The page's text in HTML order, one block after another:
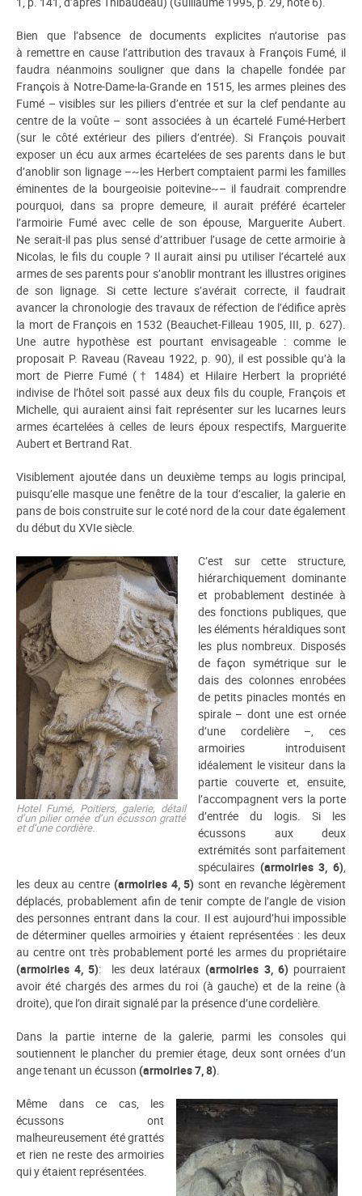
Bien que l’absence de documents explicites n’autorise pas
à remettre en cause l’attribution des travaux à François Fumé, il
faudra néanmoins souligner que dans la chapelle fondée par
François à Notre-Dame-la-Grande en 1515, les armes pleines des
Fumé – visibles sur les piliers d’entrée et sur la clef pendante au
centre de la voûte – sont associées à un écartelé Fumé-Herbert
(sur le côté extérieur des piliers d’entrée). Si François pouvait
exposer un écu aux armes écartelées de ses parents dans le but
d’anoblir son lignage –~les Herbert comptaient parmi les familles
éminentes de la bourgeoisie poitevine~– il faudrait comprendre
pourquoi, dans sa propre demeure, il aurait préféré écarteler
l’armoirie Fumé avec celle de son épouse, Marguerite Aubert.
Ne serait-il pas plus sensé d’attribuer l’usage de cette armoirie à
Nicolas, le fils du couple ? Il aurait ainsi pu utiliser l’écartelé aux
armes de ses parents pour s’anoblir montrant les illustres origines
de son lignage. Si cette lecture s’avérait correcte, il faudrait
avancer la chronologie des travaux de réfection de l’édifice après
la mort de François en 1532 (Beauchet-Filleau 1905, III, p. 627).
Une autre hypothèse est pourtant envisageable : comme le
proposait P. Raveau (Raveau 1922, p. 90), il est possible qu’à la
mort de Pierre Fumé († 1484) et Hilaire Herbert la propriété
indivise de l’hôtel soit passé aux deux fils du couple, François et
Michelle, qui auraient ainsi fait représenter sur les lucarnes leurs
armes écartelées à celles de leurs époux respectifs, Marguerite
Aubert et Bertrand Rat.
Visiblement ajoutée dans un deuxième temps au logis principal,
puisqu’elle masque une fenêtre de la tour d’escalier, la galerie en
pans de bois construite sur le coté nord de la cour date également
du début du XVIe siècle.
Hotel Fumé, Poitiers, galerie, détail
d’un pilier ornée d’un écusson gratté
et d’une cordière.
C’est sur cette structure,
hiérarchiquement dominante
et probablement destinée à
des fonctions publiques, que
les éléments héraldiques sont
les plus nombreux. Disposés
de façon symétrique sur le
dais des colonnes enrobées
de petits pinacles montés en
spirale – dont une est ornée
d’une cordelière –, ces
armoiries introduisent
idéalement le visiteur dans la
partie couverte et, ensuite,
l’accompagnent vers la porte
d’entrée du logis. Si les
écussons aux deux
extrémités sont parfaitement
spéculaires (armoiries 3, 6),
les deux au centre (armoiries 4, 5) sont en revanche légèrement
déplacés, probablement afin de tenir compte de l’angle de vision
des personnes entrant dans la cour. Il est aujourd’hui impossible
de déterminer quelles armoiries y étaient représentées : les deux
au centre ont très probablement porté les armes du propriétaire
(armoiries 4, 5): les deux latéraux (armoiries 3, 6) pourraient
avoir été chargés des armes du roi (à gauche) et de la reine (à
droite), que l’on dirait signalé par la présence d’une cordelière.
Dans la partie interne de la galerie, parmi les consoles qui
soutiennent le plancher du premier étage, deux sont ornées d’un
ange tenant un écusson (armoiries 7, 8).
Même dans ce cas, les
écussons ont
malheureusement été grattés
et rien ne reste des armoiries
qui y étaient représentées.